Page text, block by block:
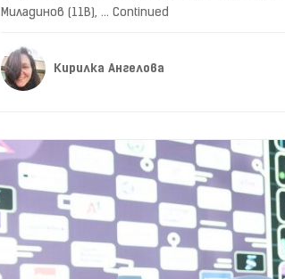
Миладинов (11В), … Continued
Кирилка Ангелова